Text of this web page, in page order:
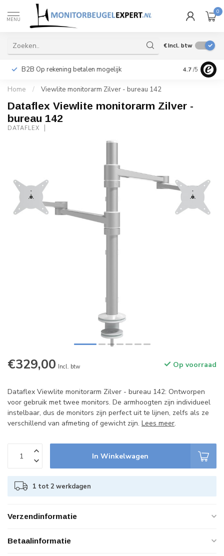
MENU
0
€Incl. btw
B2B Op rekening betalen mogelijk Levering
4.7 /5
Home / Viewlite monitorarm Zilver - bureau 142
Dataflex Viewlite monitorarm Zilver -
bureau 142
DATAFLEX
€329,00 Incl. btw Op voorraad
Dataflex Viewlite monitorarm Zilver - bureau 142: Ontworpen
voor gebruik met twee monitors. De armhoogten zijn individueel
instelbaar, dus de monitors zijn perfect uit te lijnen, zelfs als ze
verschillend van afmeting of gewicht zijn. Lees meer.
In Winkelwagen
1 tot 2 werkdagen
Verzendinformatie
Betaalinformatie